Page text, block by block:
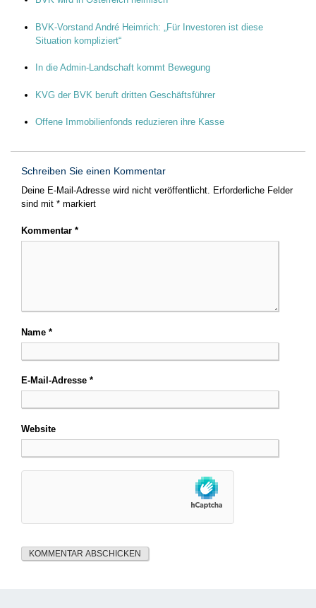
BVK-Vorstand André Heimrich: „Für Investoren ist diese
Situation kompliziert“
In die Admin-Landschaft kommt Bewegung
KVG der BVK beruft dritten Geschäftsführer
Offene Immobilienfonds reduzieren ihre Kasse
Schreiben Sie einen Kommentar
Deine E-Mail-Adresse wird nicht veröffentlicht. Erforderliche Felder
sind mit * markiert
Kommentar *
Name *
E-Mail-Adresse *
Website